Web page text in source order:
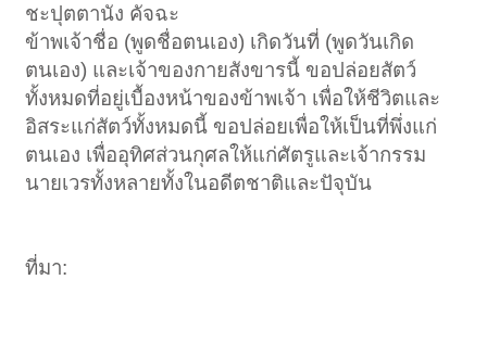
ชะปุตตานัง คัจฉะ
ข้าพเจ้าชื่อ (พูดชื่อตนเอง) เกิดวันที่ (พูดวันเกิด
ตนเอง) และเจ้าของกายสังขารนี้ ขอปล่อยสัตว์
ทั้งหมดที่อยู่เบื้องหน้าของข้าพเจ้า เพื่อให้ชีวิตและ
อิสระแก่สัตว์ทั้งหมดนี้ ขอปล่อยเพื่อให้เป็นที่พึ่งแก่
ตนเอง เพื่ออุทิศส่วนกุศลให้แก่ศัตรูและเจ้ากรรม
นายเวรทั้งหลายทั้งในอดีตชาติและปัจุบัน
ที่มา: